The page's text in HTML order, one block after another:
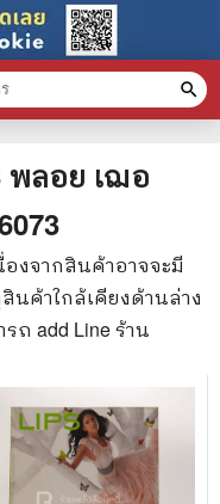
พลอย เฌอ
องจากสินค้าอาจจะมี
ค้าใกล้เคียงด้านล่าง
ถ add Line ร้าน
search
ค้า